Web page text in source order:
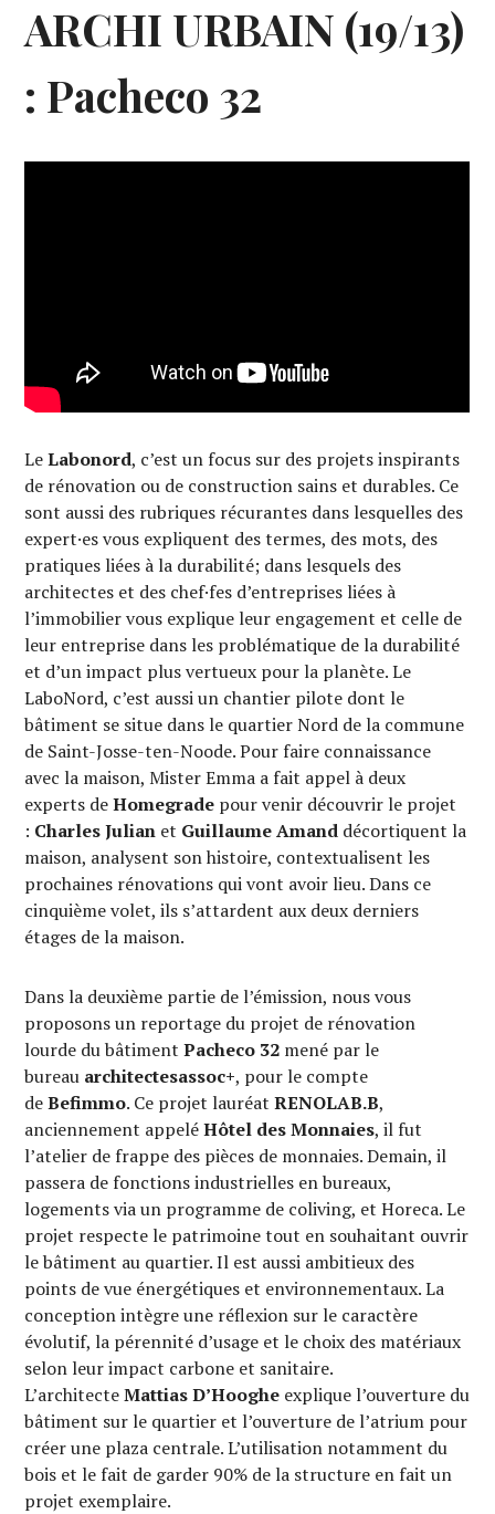
ARCHI URBAIN (19/13)
: Pacheco 32
LeLabonord, c’est un focus sur des projets inspirants
de rénovation ou de construction sains et durables. Ce
sont aussi des rubriques récurantes dans lesquelles des
expert·es vous expliquent des termes, des mots, des
pratiques liées à la durabilité; dans lesquels des
architectes et des chef·fes d’entreprises liées à
l’immobilier vous explique leur engagement et celle de
leur entreprise dans les problématique de la durabilité
et d’un impact plus vertueux pour la planète. Le
LaboNord, c’est aussi un chantier pilote dont le
bâtiment se situe dans le quartier Nord de la commune
de Saint-Josse-ten-Noode. Pour faire connaissance
avec la maison, Mister Emma a fait appel à deux
experts deHomegrade pour venir découvrir le projet
: Charles Julian et Guillaume Amand décortiquent la
maison, analysent son histoire, contextualisent les
prochaines rénovations qui vont avoir lieu. Dans ce
cinquième volet, ils s’attardent aux deux derniers
étages de la maison.
Dans la deuxième partie de l’émission, nous vous
proposons un reportage du projet de rénovation
lourde du bâtimentPacheco 32 mené par le
bureau architectesassoc+, pour le compte
deBefimmo. Ce projet lauréatRENOLAB.B,
anciennement appeléHôtel des Monnaies, il fut
l’atelier de frappe des pièces de monnaies. Demain, il
passera de fonctions industrielles en bureaux,
logements via un programme de coliving, et Horeca. Le
projet respecte le patrimoine tout en souhaitant ouvrir
le bâtiment au quartier. Il est aussi ambitieux des
points de vue énergétiques et environnementaux. La
conception intègre une réflexion sur le caractère
évolutif, la pérennité d’usage et le choix des matériaux
selon leur impact carbone et sanitaire.
L’architecteMattias D’Hooghe explique l’ouverture du
bâtiment sur le quartier et l’ouverture de l’atrium pour
créer une plaza centrale. L’utilisation notamment du
bois et le fait de garder 90% de la structure en fait un
projet exemplaire.